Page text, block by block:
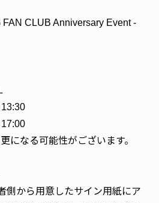
CLUB Anniversary Event -
になる可能性がございます。
側から用意したサイン用紙にア